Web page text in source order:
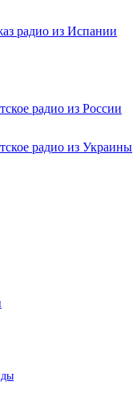
радио из Испании
радио из России
радио из Украины